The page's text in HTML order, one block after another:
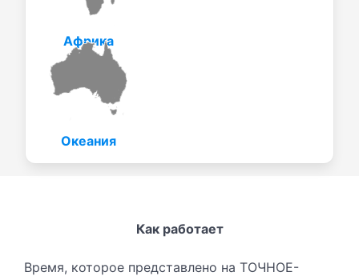
Африка
Океания
Как работает
Время, которое представлено на ТОЧНОЕ-